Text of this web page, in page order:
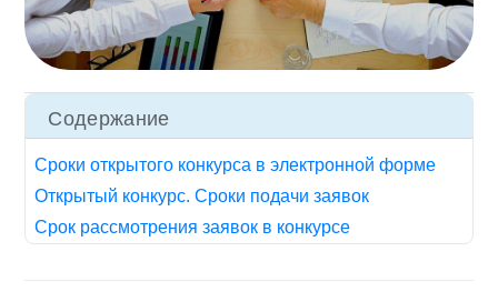
Содержание
Сроки открытого конкурса в электронной форме
Открытый конкурс. Сроки подачи заявок
Срок рассмотрения заявок в конкурсе